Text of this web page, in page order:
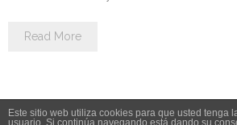
- OPOSICIÓN Gestión Procesal, turno
Read More
Este sitio web utiliza cookies para que usted tenga
usuario. Si continúa navegando está dando su